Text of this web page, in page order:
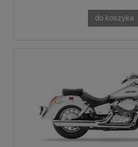
do koszyka